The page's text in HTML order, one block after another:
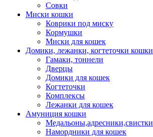
Совки
Миски кошки
Коврики под миску
Кормушки
Миски для кошек
Домики, лежанки, когтеточки кошки
Гамаки, тоннели
Дверцы
Домики для кошек
Когтеточки
Комплексы
Лежанки для кошек
Амуниция кошки
Медальоны,адресники,свистки
Намордники для кошек